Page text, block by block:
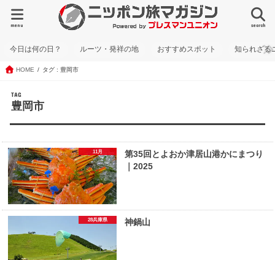
search
menu
今日は何の日？ ルーツ・発祥の地 おすすめスポット 知られざる
HOME タグ : 豊岡市
TAG
豊岡市
11月
第35回とよおか津居山港かにまつり
｜2025
28兵庫県 神鍋山